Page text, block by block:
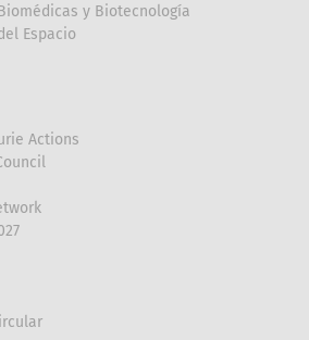
y Biotecnología
Espacio
Actions